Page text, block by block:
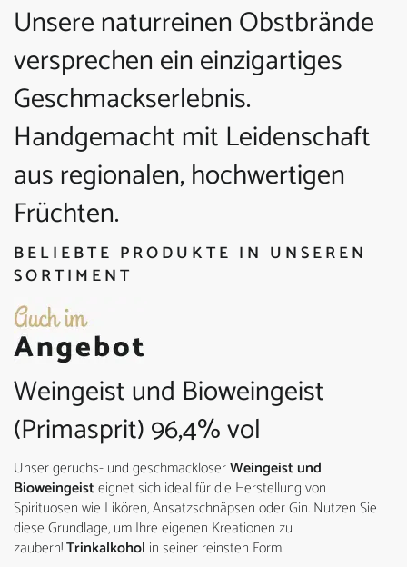
Unsere naturreinen Obstbrände
versprechen ein einzigartiges
Geschmackserlebnis.
Handgemacht mit Leidenschaft
aus regionalen, hochwertigen
Früchten.
BELIEBTE PRODUKTE IN UNSEREN
SORTIMENT
Weingeist und Bioweingeist
(Primasprit) 96,4% vol
Unser geruchs- und geschmackloserWeingeist und
Bioweingeisteignet sich ideal für die Herstellung von
Spirituosen wie Likören, Ansatzschnäpsen oder Gin. Nutzen Sie
diese Grundlage, um Ihre eigenen Kreationen zu
zaubern!Trinkalkohol in seiner reinsten Form.